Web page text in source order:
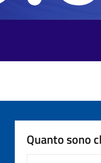
Quanto sono